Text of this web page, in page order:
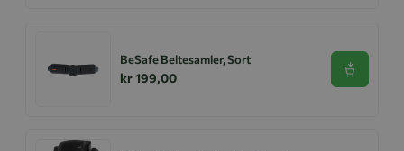
BeSafe Beltesamler, Sort
kr 199,00 Se